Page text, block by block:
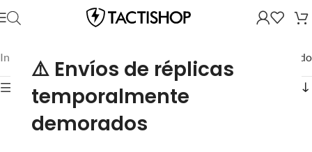
⚠️ Envíos de réplicas
temporalmente
demorados
Inicio Mostrando el único resultado
Mostrar filtros